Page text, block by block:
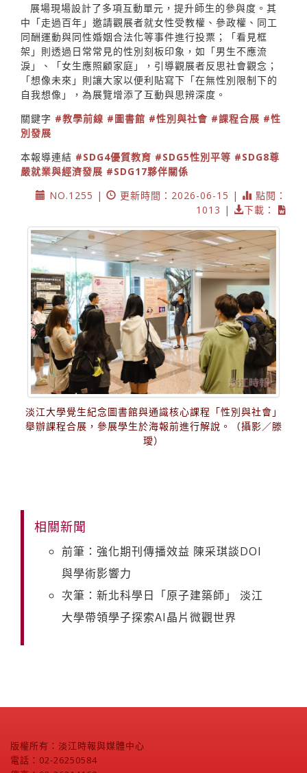
展場現場設計了多項互動單元，提升師生的參與度。其
中「走過百年」邀請觀展者就女性受教權、參政權、同工
同酬運動與同性婚姻合法化等事件進行投票；「看見框
架」則透過日常常見的性別刻板印象，如「男生不應流
淚」、「女生應照顧家庭」，引導觀展者反思社會觀念；
「想像未來」則讓大家以便利貼寫下「在無性別限制下的
自我想像」，為展覽增添了互動與思辨深度。
關鍵字 #教學前線 #圖書館 #性別與社會 #課程合展 #性
別發展
本報導連結 #SDG4優質教育 #SDG5性別平等 #SDG8尊
嚴就業與經濟發展 #SDG17夥伴關係
NO.1255 |
更新時間：2026-06-15 |
點閱：
1013 |
下載：
淡江大學覺生紀念圖書館與通識核心課程「性別與社會」
舉辦課程合展，參展學生於海報前進行解說。（攝影／滕
璦）
相關新聞
前筆：強化期刊傳播效益 陳采琪談DOI
與學術影響力
次筆：新北科學日「原子建築師」 淡江
大學帶領學子探索AI晶片微觀世界
版權所有：淡江時報與媒體中心
電話：02-26250584